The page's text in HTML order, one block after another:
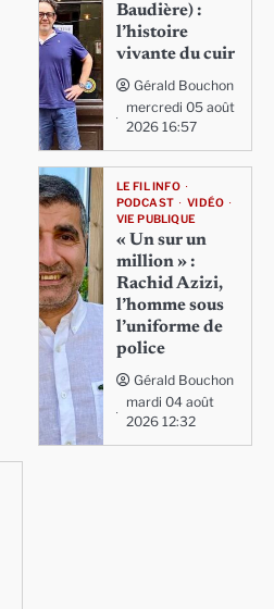
Baudière) :
l’histoire
vivante du cuir
Gérald Bouchon
mercredi 05 août
2026 16:57
LE FIL INFO
PODCAST
VIDÉO
VIE PUBLIQUE
« Un sur un
million » :
Rachid Azizi,
l’homme sous
l’uniforme de
police
Gérald Bouchon
mardi 04 août
2026 12:32